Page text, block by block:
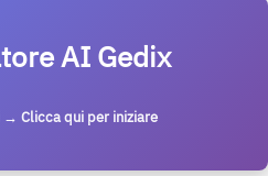
AI Gedix
Clicca qui per iniziare